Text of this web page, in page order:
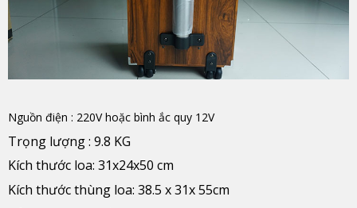
Nguồn điện : 220V hoặc bình ắc quy 12V
Trọng lượng : 9.8 KG
Kích thước loa: 31x24x50 cm
Kích thước thùng loa: 38.5 x 31x 55cm